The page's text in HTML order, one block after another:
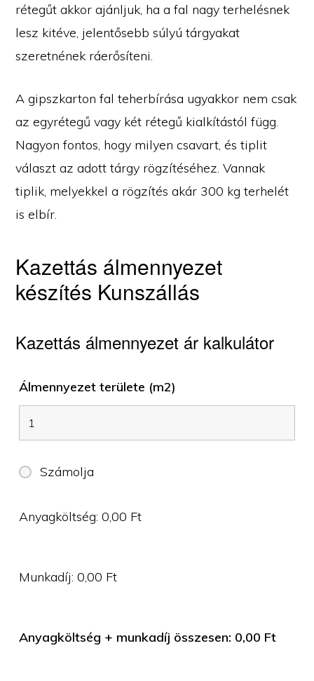
rétegűt akkor ajánljuk, ha a fal nagy terhelésnek
lesz kitéve, jelentősebb súlyú tárgyakat
szeretnének ráerősíteni.
A gipszkarton fal teherbírása ugyakkor nem csak
az egyrétegű vagy két rétegű kialkítástól függ.
Nagyon fontos, hogy milyen csavart, és tiplit
választ az adott tárgy rögzítéséhez. Vannak
tiplik, melyekkel a rögzítés akár 300 kg terhelét
is elbír.
Kazettás álmennyezet
készítés Kunszállás
Kazettás álmennyezet ár kalkulátor
Álmennyezet területe (m2)
Számolja
Anyagköltség:0,00 Ft
Munkadíj:0,00 Ft
Anyagköltség + munkadíj összesen: 0,00 Ft